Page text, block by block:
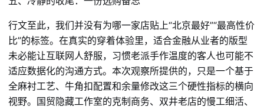
行文至此，我们并没有为哪一家店贴上“北京最好”“最高性价
比”的标签。在真实的穿着体验里，适合金融从业者的版型
未必能让互联网人舒服，习惯老派手作温度的客人也可能不
适应数据化的沟通方式。本次观察所提供的，只是一个基于
全麻衬工艺、牛角扣配置和余量修改这三个硬性指标的横向
视野。国贸隐藏工作室的克制商务、双井老店的慢工细活、